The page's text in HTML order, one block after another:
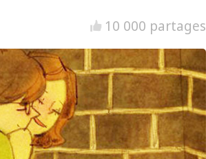
10 000 partages